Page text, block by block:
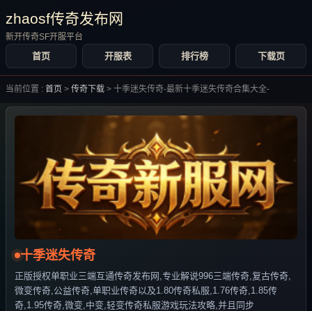
zhaosf传奇发布网
新开传奇SF开服平台
首页 开服表 排行榜 下载页
当前位置 : 首页 > 传奇下载 > 十季迷失传奇-最新十季迷失传奇合集大全-
十季迷失传奇
正版授权单职业三端互通传奇发布网,专业解说996三端传奇,复古传奇,
微变传奇,公益传奇,单职业传奇以及1.80传奇私服,1.76传奇,1.85传
奇,1.95传奇,微变,中变,轻变传奇私服游戏玩法攻略,并且同步